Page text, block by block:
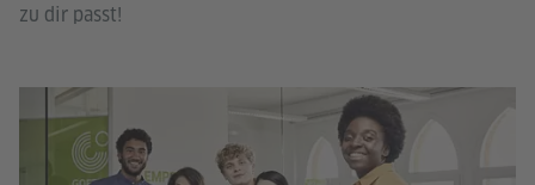
zu dir passt!